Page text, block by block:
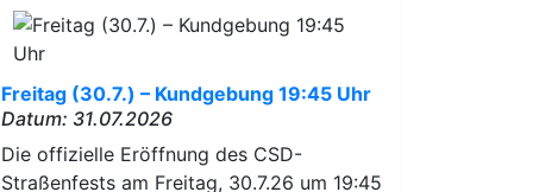
Freitag (30.7.) – Kundgebung 19:45 Uhr
Datum: 31.07.2026
Die offizielle Eröffnung des CSD-
Straßenfests am Freitag, 30.7.26 um 19:45